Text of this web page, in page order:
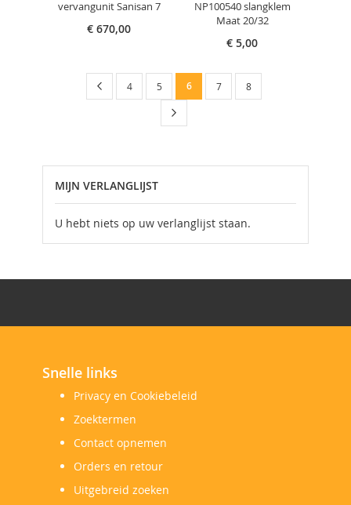
vervangunit Sanisan 7
€ 670,00
NP100540 slangklem
Maat 20/32
€ 5,00
Pagina
Pagina
VorigePagina
4 Pagina
5
U
6 Pagina
7 Pagina
8
MIJN VERLANGLIJST
U hebt niets op uw verlanglijst staan.
Snelle links
Privacy en Cookiebeleid
Zoektermen
Contact opnemen
Orders en retour
Uitgebreid zoeken